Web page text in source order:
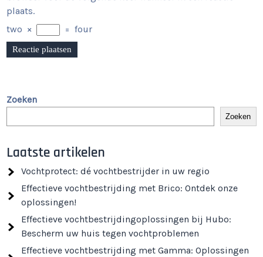
plaats.
two × = four
Zoeken
Zoeken
Laatste artikelen
Vochtprotect: dé vochtbestrijder in uw regio
Effectieve vochtbestrijding met Brico: Ontdek onze
oplossingen!
Effectieve vochtbestrijdingoplossingen bij Hubo:
Bescherm uw huis tegen vochtproblemen
Effectieve vochtbestrijding met Gamma: Oplossingen